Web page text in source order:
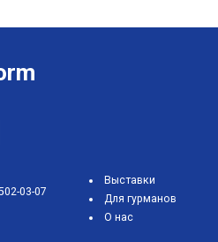
03-07
Выставки
Для гурманов
О нас